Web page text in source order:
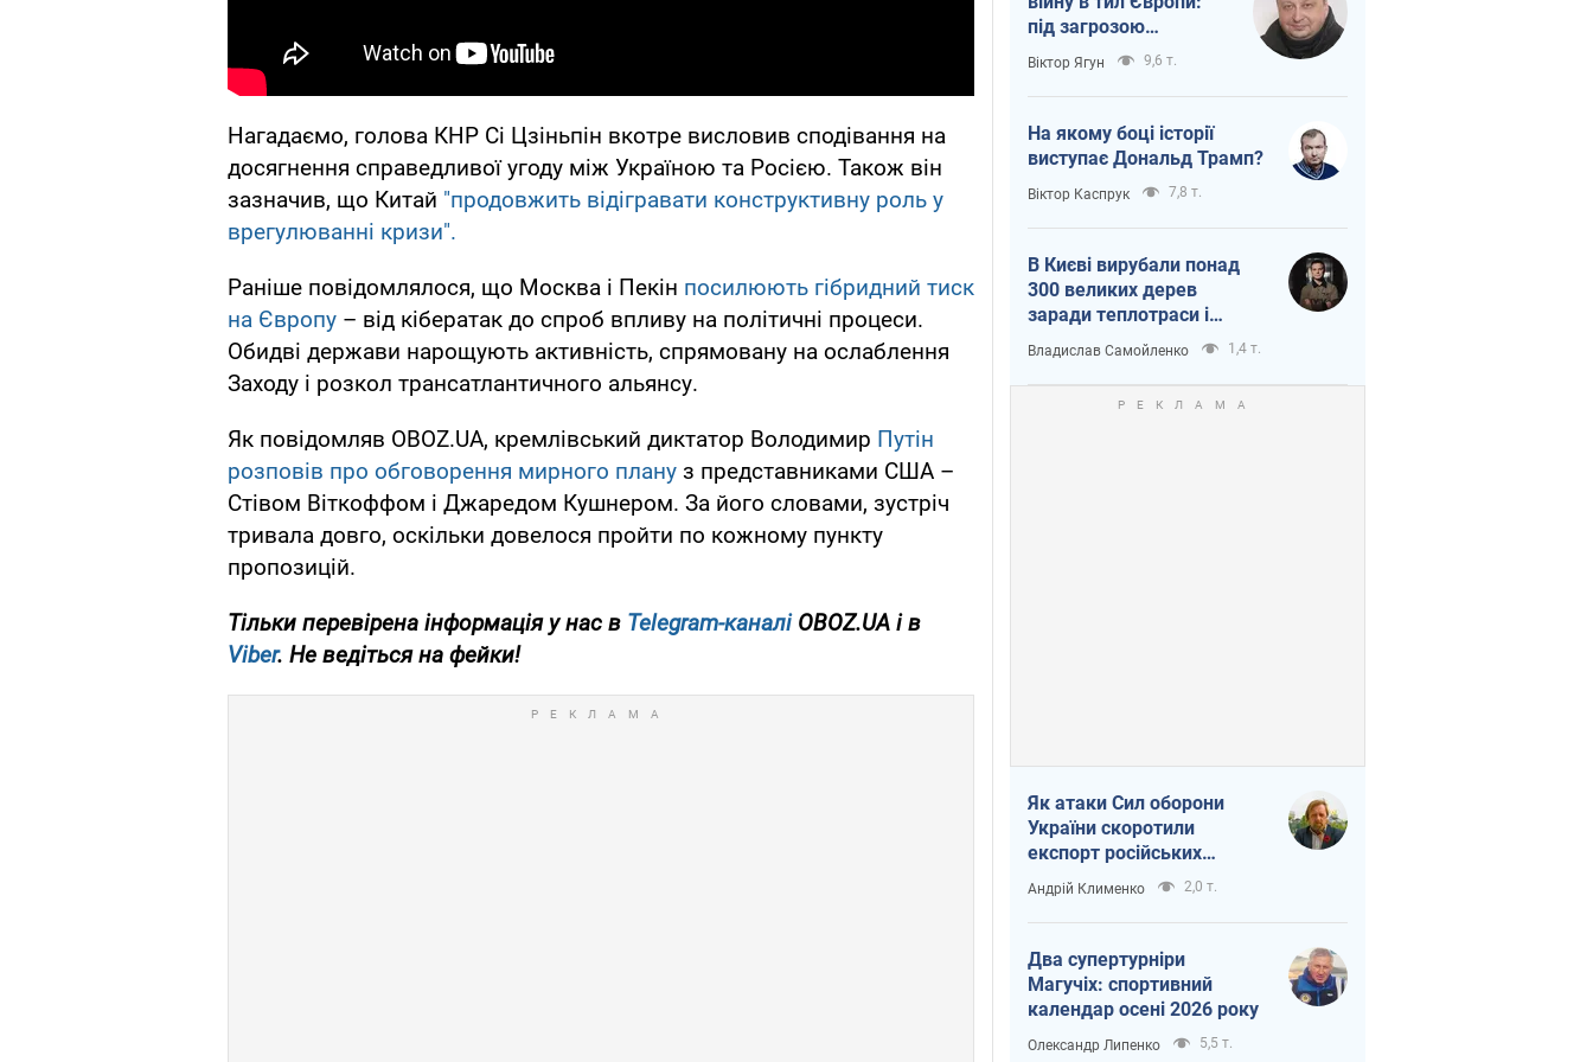
Нагадаємо, голова КНР Сі Цзіньпін вкотре висловив сподівання на
досягнення справедливої угоду між Україною та Росією. Також він
зазначив, що Китай "продовжить відігравати конструктивну роль у
врегулюванні кризи".
Раніше повідомлялося, що Москва і Пекін посилюють гібридний тиск
на Європу – від кібератак до спроб впливу на політичні процеси.
Обидві держави нарощують активність, спрямовану на ослаблення
Заходу і розкол трансатлантичного альянсу.
Як повідомляв OBOZ.UA, кремлівський диктатор Володимир Путін
розповів про обговорення мирного плану з представниками США –
Стівом Віткоффом і Джаредом Кушнером. За його словами, зустріч
тривала довго, оскільки довелося пройти по кожному пункту
пропозицій.
Тільки перевірена інформація у нас в Telegram-каналіOBOZ.UA і в
Viber. Не ведіться на фейки!
під загрозою
критична логістика
Віктор Ягун 9,6 т.
На якому боці історії
виступає Дональд Трамп?
Віктор Каспрук 7,8 т.
В Києві вирубали понад
300 великих дерев
заради теплотраси і
всупереч Генплану
Владислав Самойленко 1,4 т.
Як атаки Сил оборони
України скоротили
експорт російських
нафтопродуктів
Андрій Клименко 2,0 т.
Два супертурніри
Магучіх: спортивний
календар осені 2026 року
Олександр Липенко 5,5 т.